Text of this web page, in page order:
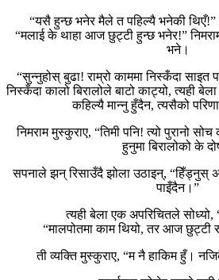
“यसै हुन्छ भनेर मैले त पहिल्यै भनेकी थिएँ!”
“मलाई के थाहा आज छुट्टी हुन्छ भनेर!”
भने।
“सुन्‍नुहोस् बुढा! राम्रो काममा निस्कँदा साइत
निस्कँदा कालो बिरालोले बाटो काट्यो, त्यही
कहिल्यै मान्नु हुँदैन, त्यसैको
निमराम मुस्कुराए, “तिमी पनि! त्यो पुरानो
हुनुमा बिरालोको के
सपनाले झन् रिसाउँदै झोला उठाइन्, “हिँड्नुस्
पाइँदैन।”
त्यही बेला एक अपरिचितले सोध्यो,
“मालपोतमा काम थियो, तर आज छुट्टी
ती व्यक्ति मुस्कुराए, “म नै हाकिम हुँ।